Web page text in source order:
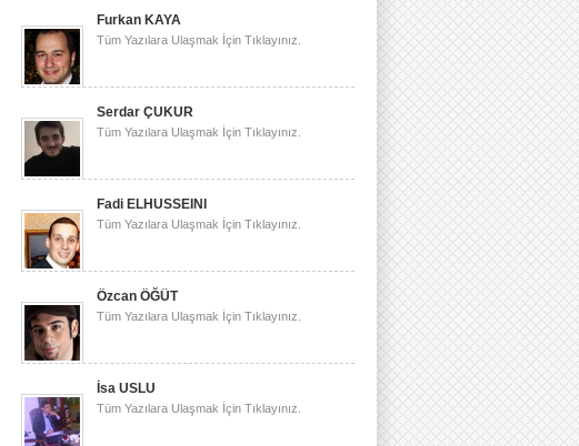
Furkan KAYA
Tüm Yazılara Ulaşmak İçin Tıklayınız.
Serdar ÇUKUR
Tüm Yazılara Ulaşmak İçin Tıklayınız.
Fadi ELHUSSEINI
Tüm Yazılara Ulaşmak İçin Tıklayınız.
Özcan ÖĞÜT
Tüm Yazılara Ulaşmak İçin Tıklayınız.
İsa USLU
Tüm Yazılara Ulaşmak İçin Tıklayınız.